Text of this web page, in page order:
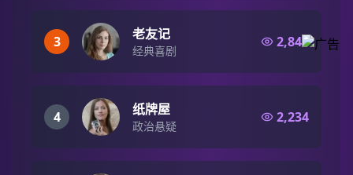
3 老友记
经典喜剧
2,847
4 纸牌屋
政治悬疑
2,234